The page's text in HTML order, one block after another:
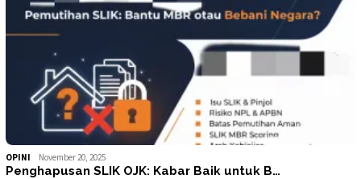
OPINI November 20, 2025
Penghapusan SLIK OJK: Kabar Baik untuk B…